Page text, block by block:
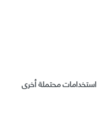
استخدامات محتملة أخرى